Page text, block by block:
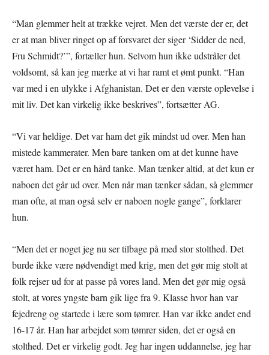
“Man glemmer helt at trække vejret. Men det værste der er, det
er at man bliver ringet op af forsvaret der siger ‘Sidder de ned,
Fru Schmidt?’”, fortæller hun. Selvom hun ikke udstråler det
voldsomt, så kan jeg mærke at vi har ramt et ømt punkt. “Han
var med i en ulykke i Afghanistan. Det er den værste oplevelse i
mit liv. Det kan virkelig ikke beskrives”, fortsætter AG.
“Vi var heldige. Det var ham det gik mindst ud over. Men han
mistede kammerater. Men bare tanken om at det kunne have
været ham. Det er en hård tanke. Man tænker altid, at det kun er
naboen det går ud over. Men når man tænker sådan, så glemmer
man ofte, at man også selv er naboen nogle gange”, forklarer
hun.
“Men det er noget jeg nu ser tilbage på med stor stolthed. Det
burde ikke være nødvendigt med krig, men det gør mig stolt at
folk rejser ud for at passe på vores land. Men det gør mig også
stolt, at vores yngste barn gik lige fra 9. Klasse hvor han var
fejedreng og startede i lære som tømrer. Han var ikke andet end
16-17 år. Han har arbejdet som tømrer siden, det er også en
stolthed. Det er virkelig godt. Jeg har ingen uddannelse, jeg har